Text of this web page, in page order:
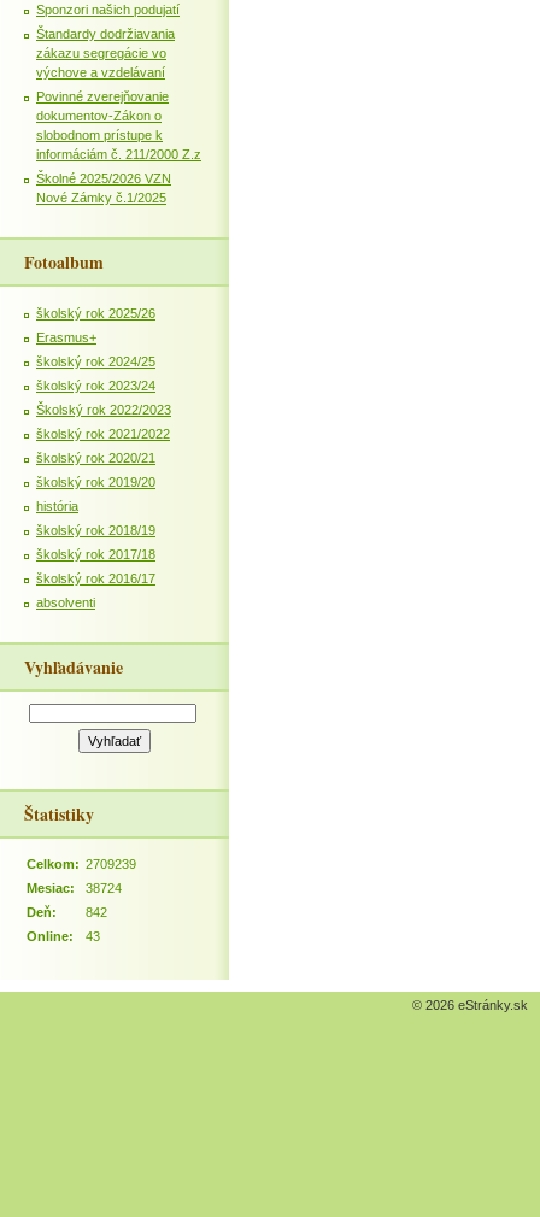
Sponzori našich podujatí
Štandardy dodržiavania
zákazu segregácie vo
výchove a vzdelávaní
Povinné zverejňovanie
dokumentov-Zákon o
slobodnom prístupe k
informáciám č. 211/2000 Z.z
Školné 2025/2026 VZN
Nové Zámky č.1/2025
Fotoalbum
školský rok 2025/26
Erasmus+
školský rok 2024/25
školský rok 2023/24
Školský rok 2022/2023
školský rok 2021/2022
školský rok 2020/21
školský rok 2019/20
história
školský rok 2018/19
školský rok 2017/18
školský rok 2016/17
absolventi
Vyhľadávanie
Štatistiky
Online: 43
Celkom: 2709239
Mesiac:
38724
Deň:
842
© 2026 eStránky.sk